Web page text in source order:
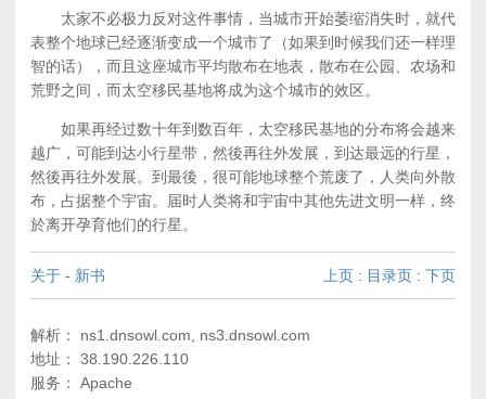
太家不必极力反对这件事情，当城市开始萎缩消失时，就代
表整个地球已经逐渐变成一个城市了（如果到时候我们还一样理
智的话），而且这座城市平均散布在地表，散布在公园、农场和
荒野之间，而太空移民基地将成为这个城市的效区。
如果再经过数十年到数百年，太空移民基地的分布将会越来
越广，可能到达小行星带，然後再往外发展，到达最远的行星，
然後再往外发展。到最後，很可能地球整个荒废了，人类向外散
布，占据整个宇宙。届时人类将和宇宙中其他先进文明一样，终
於离开孕育他们的行星。
关于 - 新书 上页 : 目录页 : 下页
解析： ns1.dnsowl.com, ns3.dnsowl.com
地址： 38.190.226.110
服务： Apache